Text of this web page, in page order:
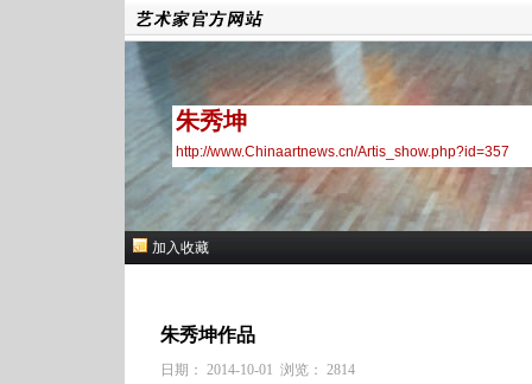
朱秀坤
http://www.Chinaartnews.cn/Artis_show.php?id=357
加入收藏
朱秀坤作品
日期： 2014-10-01 浏览： 2814